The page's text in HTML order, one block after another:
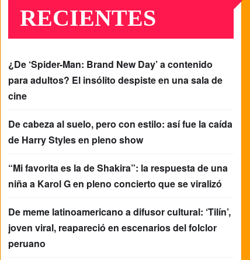
RECIENTES
¿De ‘Spider-Man: Brand New Day’ a contenido
para adultos? El insólito despiste en una sala de
cine
De cabeza al suelo, pero con estilo: así fue la caída
de Harry Styles en pleno show
“Mi favorita es la de Shakira”: la respuesta de una
niña a Karol G en pleno concierto que se viralizó
De meme latinoamericano a difusor cultural: ‘Tilín’,
joven viral, reapareció en escenarios del folclor
peruano